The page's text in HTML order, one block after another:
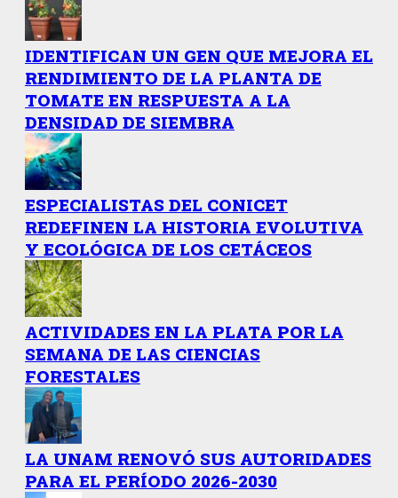
IDENTIFICAN UN GEN QUE MEJORA EL
RENDIMIENTO DE LA PLANTA DE
TOMATE EN RESPUESTA A LA
DENSIDAD DE SIEMBRA
ESPECIALISTAS DEL CONICET
REDEFINEN LA HISTORIA EVOLUTIVA
Y ECOLÓGICA DE LOS CETÁCEOS
ACTIVIDADES EN LA PLATA POR LA
SEMANA DE LAS CIENCIAS
FORESTALES
LA UNAM RENOVÓ SUS AUTORIDADES
PARA EL PERÍODO 2026-2030